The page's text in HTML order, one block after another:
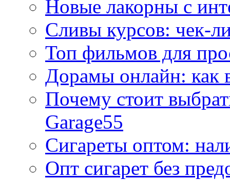
Новые лакорны с
Сливы курсов: чек-
Топ фильмов для
Дорамы онлайн: как
Почему стоит
Garage55
Сигареты оптом:
Опт сигарет без